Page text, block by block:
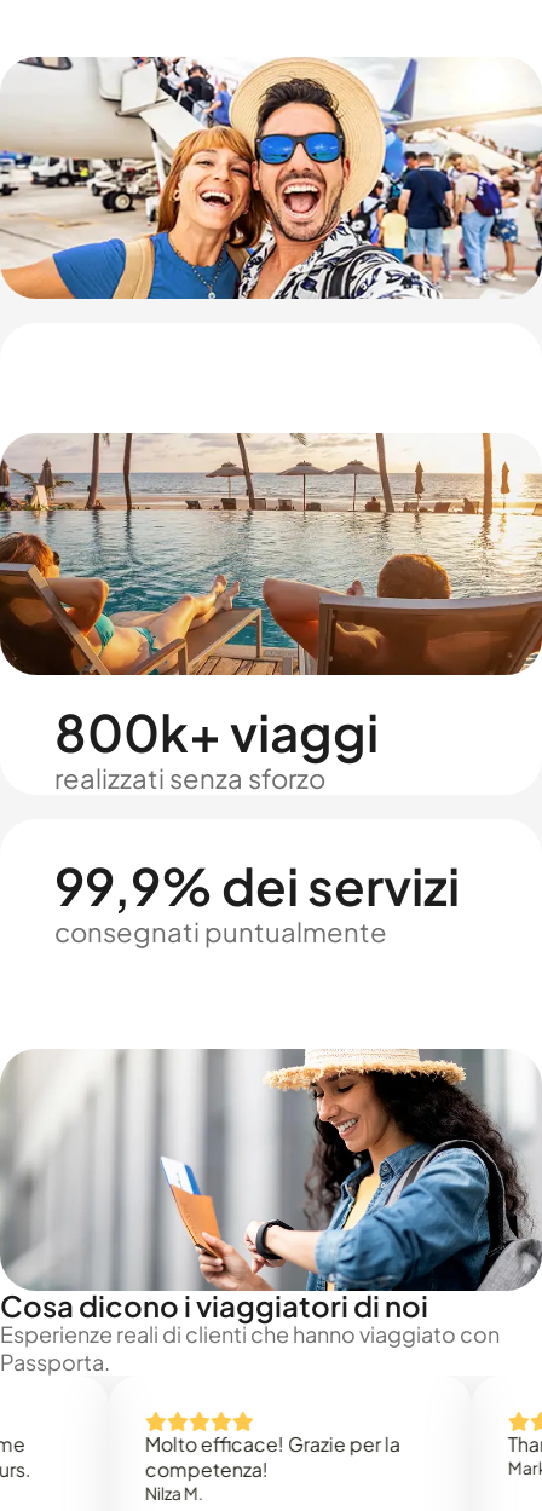
800k+ viaggi
realizzati senza sforzo
99,9% dei servizi
consegnati puntualmente
Cosa dicono i viaggiatori di noi
Esperienze reali di clienti che hanno viaggiato con
Passporta.
Molto efficace! Grazie per la
competenza!
Thank